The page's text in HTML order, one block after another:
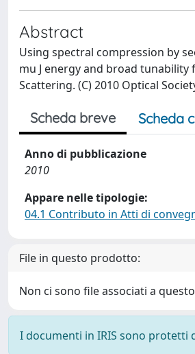
Abstract
Using spectral compression by
mu J energy and broad tunability
Scattering. (C) 2010 Optical
Scheda breve Scheda
Anno di pubblicazione
2010
Appare nelle tipologie:
04.1 Contributo in Atti di
File in questo prodotto:
Non ci sono file associati a
I documenti in IRIS sono protetti